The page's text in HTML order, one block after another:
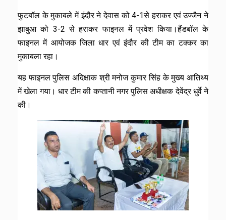
फुटबॉल के मुकाबले में इंदौर ने देवास को 4-1से हराकर एवं उज्जैन ने
झाबुआ को 3-2 से हराकर फाइनल में प्रवेश किया।हैंडबॉल के
फाइनल में आयोजक जिला धार एवं इंदौर की टीम का टक्कर का
मुकाबला रहा।
यह फाइनल पुलिस अदिक्षाक श्री मनोज कुमार सिंह के मुख्य आतिथ्य
में खेला गया। धार टीम की कप्तानी नगर पुलिस अधीक्षक देवेंद्र धुर्वे ने
की।